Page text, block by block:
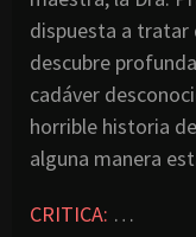
dispuesta a tratar
descubre
cadáver
horrible historia
alguna manera
CRITICA: …